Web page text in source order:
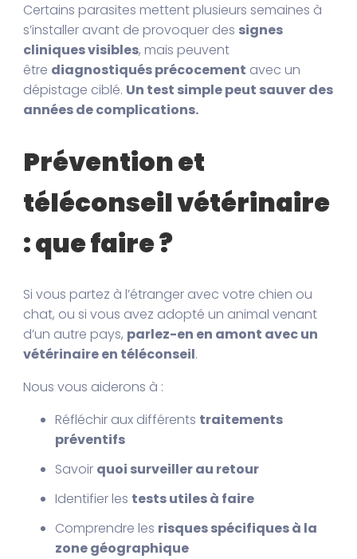
Certains parasites mettent plusieurs semaines à
s’installer avant de provoquer des signes
cliniques visibles, mais peuvent
être diagnostiqués précocement avec un
dépistage ciblé. Un test simple peut sauver des
années de complications.
Prévention et
téléconseil vétérinaire
: que faire ?
Si vous partez à l’étranger avec votre chien ou
chat, ou si vous avez adopté un animal venant
d’un autre pays, parlez-en en amont avec un
vétérinaire en téléconseil.
Nous vous aiderons à :
Réfléchir aux différents traitements
préventifs
Savoir quoi surveiller au retour
Identifier les tests utiles à faire
Comprendre les risques spécifiques à la
zone géographique